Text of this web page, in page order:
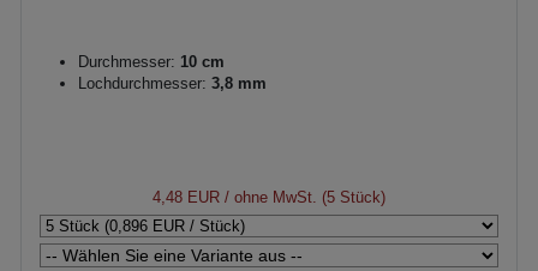
Durchmesser: 10 cm
Lochdurchmesser: 3,8 mm
4,48 EUR / ohne MwSt. (5 Stück)